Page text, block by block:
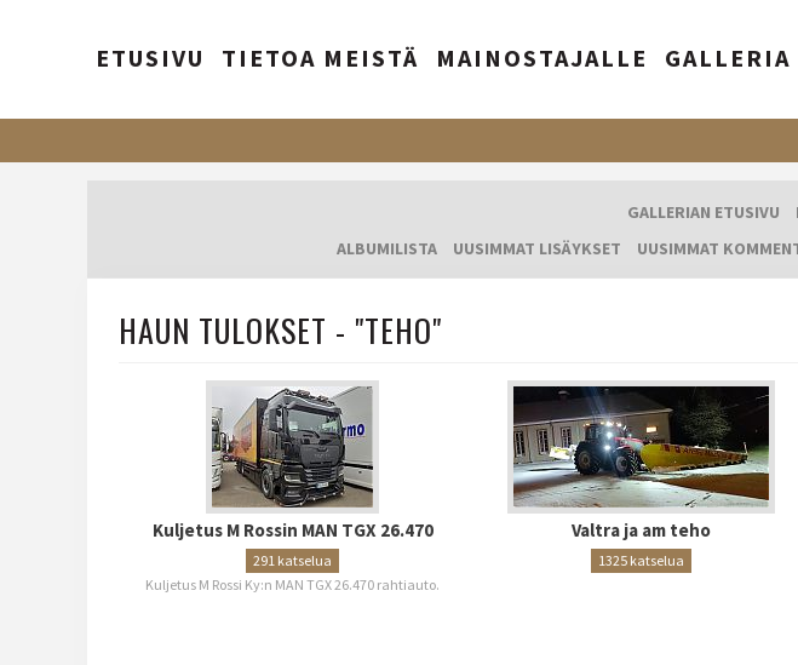
ETUSIVU TIETOA MEISTÄ MAINOSTAJALLE GALLERIA
GALLERIAN ETUSIVU
ALBUMILISTA
UUSIMMAT LISÄYKSET UUSIMMAT
HAUN TULOKSET - "TEHO"
Kuljetus M Rossin MAN TGX 26.470
291 katselua
Kuljetus M Rossi Ky:n MAN TGX 26.470 rahtiauto.
Valtra ja am teho
1325 katselua